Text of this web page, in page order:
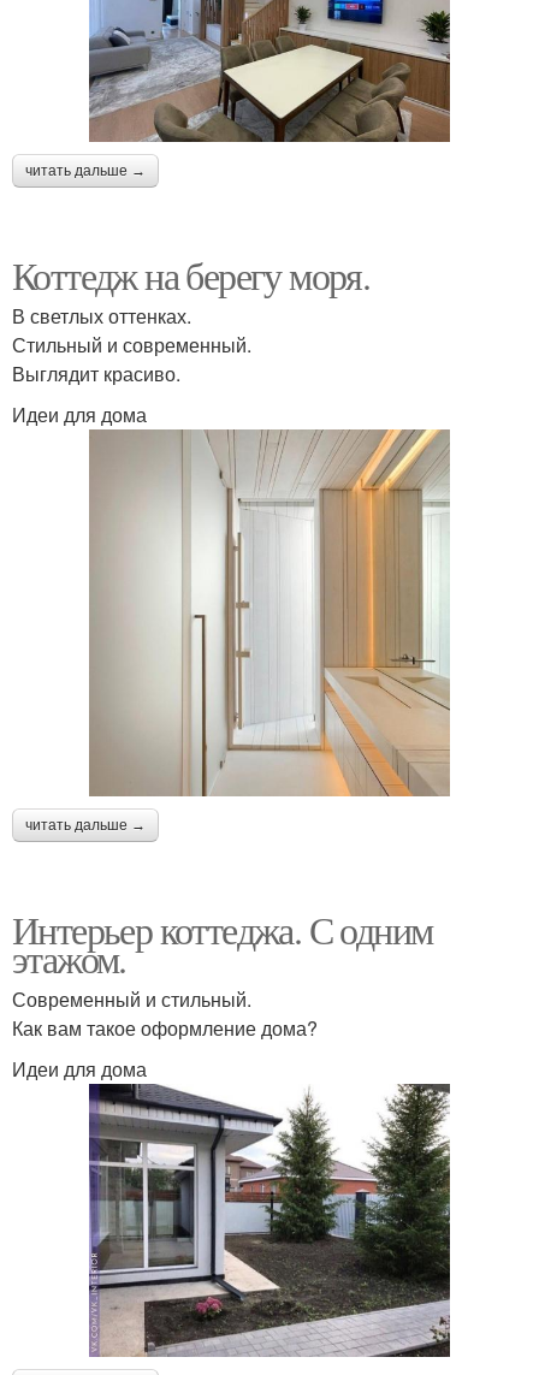
читать дальше →
Коттедж на берегу моря.
В светлых оттенках.
Стильный и современный.
Выглядит красиво.
Идеи для дома
читать дальше →
Интерьер коттеджа. С одним
этажом.
Современный и стильный.
Как вам такое оформление дома?
Идеи для дома